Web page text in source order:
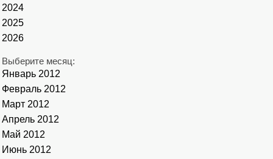
2024
2025
2026
Выберите месяц:
Январь 2012
Февраль 2012
Март 2012
Апрель 2012
Май 2012
Июнь 2012